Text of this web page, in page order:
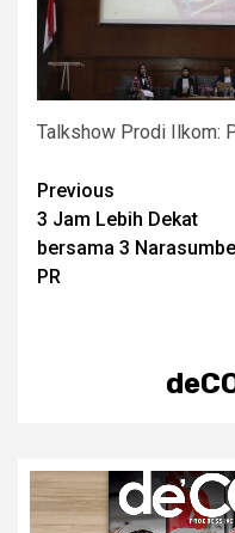
Talkshow Prodi Ilkom:
Post
navigation
Previous
3 Jam Lebih Dekat
bersama 3
PR